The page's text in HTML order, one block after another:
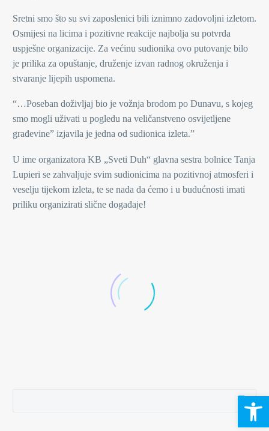
Sretni smo što su svi zaposlenici bili iznimno zadovoljni izletom.
Osmijesi na licima i pozitivne reakcije najbolja su potvrda
uspješne organizacije. Za većinu sudionika ovo putovanje bilo
je prilika za opuštanje, druženje izvan radnog okruženja i
stvaranje lijepih uspomena.
“…Poseban doživljaj bio je vožnja brodom po Dunavu, s kojeg
smo mogli uživati u pogledu na veličanstveno osvijetljene
građevine” izjavila je jedna od sudionica izleta.”
U ime organizatora KB „Sveti Duh“ glavna sestra bolnice Tanja
Lupieri se zahvaljuje svim sudionicima na pozitivnoj atmosferi i
veselju tijekom izleta, te se nada da ćemo i u budućnosti imati
priliku organizirati slične događaje!